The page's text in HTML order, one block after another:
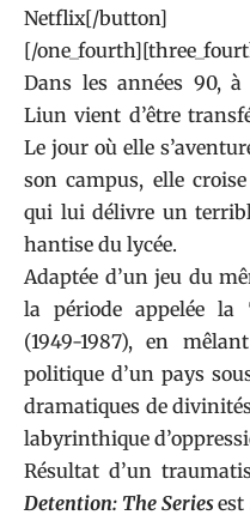
Netflix[/button]
[/
Dans les années 90,
Liun vient d’être
Le jour où elle
son campus, elle
qui lui délivre un
hantise du lycée.
Adaptée d’un jeu du
la période appelée la
(1949-1987), en
politique d’un pays
dramatiques de
labyrinthique
Résultat d’un
Detention: The Series